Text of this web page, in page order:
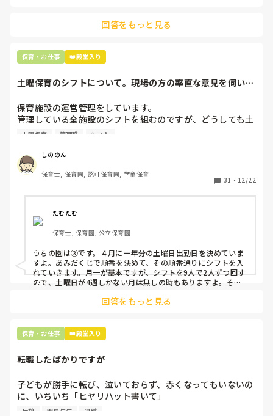
最後の職場にしようと思っていましたが
辞めることは逃げ、と、過去辞めた人も何年も言われ続けて
います
回答をもっと見る
保育・お仕事 👑殿堂入り
土曜保育のシフトについて。現場の方の率直な意見を伺いた
保育施設の運営管理をしています。
管理している全施設のシフトを組むのですが、どうしても土
曜保育だけは入れる方が少なく、いつも苦労しています。
て入職しているはずですが、いざ勤務が始まると一日も土曜
出勤が出来ない方ばかりです。
①土曜日の希望休は2日まで、と制限をかける
②毎月、必ず土曜保育に入ることのできる日を1日だけピッ
クアップしてもらう
③仮シフトが出た時、土曜出勤が難しければ自身で代わりの
人を交渉して見つけてもらう
上記のいずれかの対策を取り入れることを考えています。
土曜保育 管理職 シフト
しののん
保育士, 保育園, 認可保育園, 学童保育
31 ・ 12/22
たむたむ
保育士, 保育園, 公立保育園
うちの園は③です。４月に一年分の土曜日出勤日を決めていま
すよ。あみだくじで順番を決めて、その順番通りにシフトを入
れていきます。月一が基本ですが、シフトを9人で2人ずつ回す
ので、土曜日が4週しかない月は無しの時もありますよ。その
て貰い、主任に報告してます。
回答をもっと見る
保育・お仕事 👑殿堂入り
転職したばかりですが
子どもが勝手に転び、泣いておらず、赤くなってもいないの
に、いちいち「ヒヤリハット書いて」
と書かされ
休憩 園長先生 退職